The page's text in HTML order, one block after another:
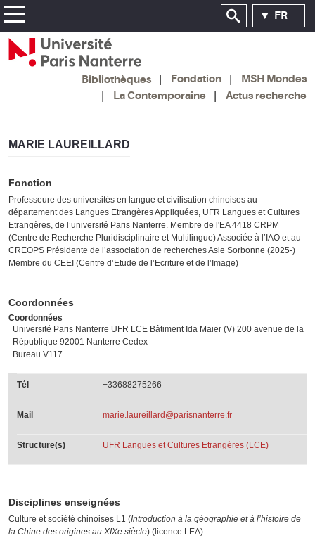
FR
Bibliothèques Fondation
MSH Mondes
La Contemporaine
Actus recherche
MARIE LAUREILLARD
Fonction
Professeure des universités en langue et civilisation chinoises au
département des Langues Etrangères Appliquées, UFR Langues et Cultures
Etrangères, de l’université Paris Nanterre. Membre de l'EA 4418 CRPM
(Centre de Recherche Pluridisciplinaire et Multilingue) Associée à l’IAO et au
CREOPS Présidente de l’association de recherches Asie Sorbonne (2025-)
Membre du CEEI (Centre d’Etude de l’Ecriture et de l’Image)
Coordonnées
Coordonnées
Université Paris Nanterre UFR LCE Bâtiment Ida Maier (V) 200 avenue de la
République 92001 Nanterre Cedex
Bureau V117
Tél +33688275266
Mail marie.laureillard@parisnanterre.fr
Structure(s) UFR Langues et Cultures Etrangères (LCE)
Disciplines enseignées
Culture et société chinoises L1 (Introduction à la géographie et à l’histoire de
la Chine des origines au XIXe siècle) (licence LEA)